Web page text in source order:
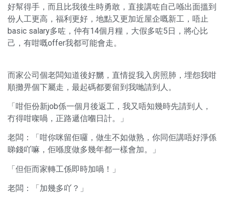
好幫得手，而且比我後生時勇敢，直接講咗自己喺出面搵到
份人工更高，福利更好，地點又更加近屋企嘅新工，唔止
basic salary多咗，仲有14個月糧，大假多咗5日，將心比
己，有咁嘅offer我都可能會走。
而家公司個老闆知道後好嬲，直情捉我入房照肺，埋怨我咁
順攤畀個下屬走，最起碼都要留到我哋請到人。
「咁佢份新job係一個月後返工，我又唔知幾時先請到人，
冇得咁㗎喎，正路遞信嗰日計。」
老闆：「咁你咪留佢囉，做生不如做熟，你同佢講唔好淨係
睇錢吖嘛，佢喺度做多幾年都一樣會加。」
「但佢而家轉工係即時加喎！」
老闆：「加幾多吖？」